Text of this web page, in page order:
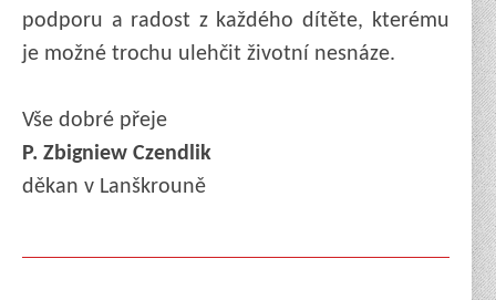
podporu a radost z každého dítěte, kterému
je možné trochu ulehčit životní nesnáze.
Vše dobré přeje
P. Zbigniew Czendlik
děkan v Lanškrouně